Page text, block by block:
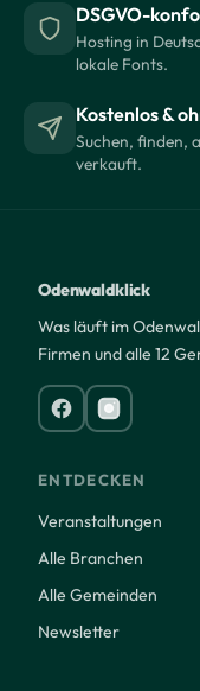
DSGVO-
Hosting in
lokale Fonts.
Kostenlos &
Suchen, finden,
verkauft.
Odenwaldklick
Was läuft im
Firmen und alle 12
ENTDECKEN
Veranstaltungen
Alle Branchen
Alle Gemeinden
Newsletter